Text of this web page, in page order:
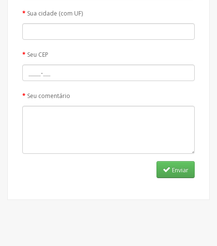
Sua cidade (com UF)
Seu CEP
Seu comentário
Enviar